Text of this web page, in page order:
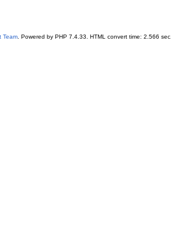
Team. Powered by PHP 7.4.33. HTML convert time: 2.566 sec.